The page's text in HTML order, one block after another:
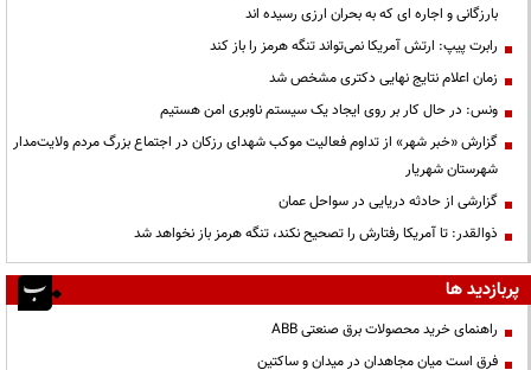
بارزگانی و اجاره ای که به بحران ارزی رسیده اند
رابرت پیپ: ارتش آمریکا نمی‌تواند تنگه هرمز را باز کند
زمان اعلام نتایج نهایی دکتری مشخص شد
ونس: در حال کار بر روی ایجاد یک سیستم ناوبری امن هستیم
گزارش «خبر شهر» از تداوم فعالیت موکب شهدای رزکان در اجتماع بزرگ مردم ولایت‌مدار
شهرستان شهریار
گزارشی از حادثه دریایی در سواحل عمان
ذوالقدر: تا آمریکا رفتارش را تصحیح نکند، تنگه هرمز باز نخواهد شد
پربازدید ها
راهنمای خرید محصولات برق صنعتی ABB
فرق است میان مجاهدان در میدان و ساکتین